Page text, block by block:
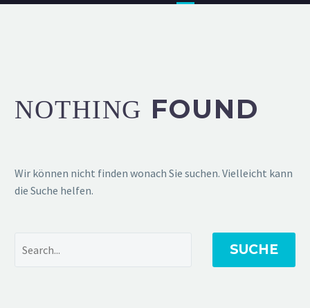
NOTHING FOUND
Wir können nicht finden wonach Sie suchen. Vielleicht kann
die Suche helfen.
SUCHE